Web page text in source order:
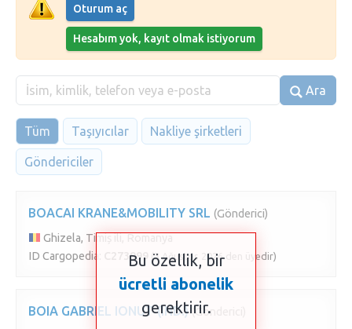
Oturum aç
Hesabım yok, kayıt olmak istiyorum
Ara
Tüm Taşıyıcılar Nakliye şirketleri
Göndericiler
BOACAI KRANE&MOBILITY SRL (Gönderici)
Ghizela, Timiș ili, Romanya
ID Cargopedia:
C273999 (3 Ağustos 2026 den üyedir)
BOIA GABRIEL IONUT (IND.) (Gönderici)
Bu özellik, bir
ücretli abonelik
gerektirir.